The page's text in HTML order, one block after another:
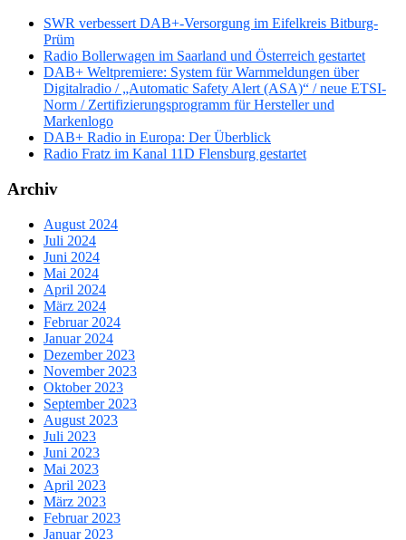
SWR verbessert DAB+-Versorgung im Eifelkreis Bitburg-
Prüm
Radio Bollerwagen im Saarland und Österreich gestartet
DAB+ Weltpremiere: System für Warnmeldungen über
Digitalradio / „Automatic Safety Alert (ASA)“ / neue ETSI-
Norm / Zertifizierungsprogramm für Hersteller und
Markenlogo
DAB+ Radio in Europa: Der Überblick
Radio Fratz im Kanal 11D Flensburg gestartet
Archiv
August 2024
Juli 2024
Juni 2024
Mai 2024
April 2024
März 2024
Februar 2024
Januar 2024
Dezember 2023
November 2023
Oktober 2023
September 2023
August 2023
Juli 2023
Juni 2023
Mai 2023
April 2023
März 2023
Februar 2023
Januar 2023